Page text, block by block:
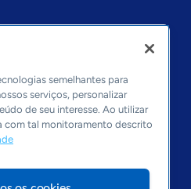
semelhantes para
serviços, personalizar
de seu interesse. Ao utilizar
com tal monitoramento descrito